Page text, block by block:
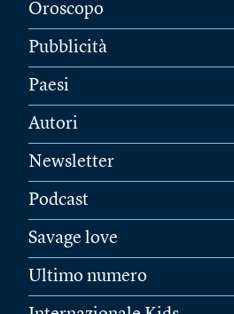
Oroscopo
Pubblicità
Paesi
Autori
Newsletter
Podcast
Savage love
Ultimo numero